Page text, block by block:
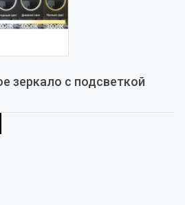
зеркало с подсветкой